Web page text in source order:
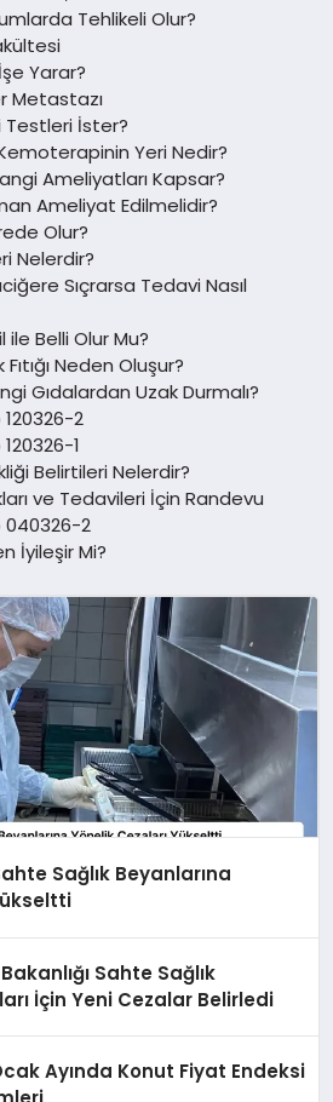
Tehlikeli Olur?
Yarar?
Metastazı
Testleri İster?
Yeri Nedir?
Ameliyatları Kapsar?
Ameliyat Edilmelidir?
Olur?
Nelerdir?
Sıçrarsa Tedavi Nasıl
Belli Olur Mu?
Neden Oluşur?
Gıdalardan Uzak Durmalı?
2
1
Belirtileri Nelerdir?
ve Tedavileri İçin Randevu
040326-2
İyileşir Mi?
Sağlık Beyanlarına
Sahte Sağlık
İçin Yeni Cezalar Belirledi
Ayında Konut Fiyat Endeksi